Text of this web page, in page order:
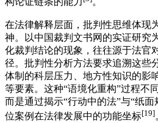
在法律解释层面，批判性思维体现
神。以中国裁判文书网的实证研究
化裁判结论的现象，往往源于法官
径。批判性分析方法要求追溯这些
体制的科层压力、地方性知识的影
等要素。这种“语境化重构”过程不
而是通过揭示“行动中的法”与“纸
位案例在法律发展中的功能坐标[19]